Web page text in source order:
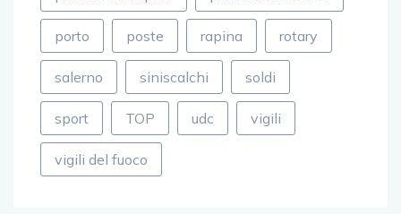
porto poste rapina rotary
salerno siniscalchi soldi
sport TOP udc vigili
vigili del fuoco